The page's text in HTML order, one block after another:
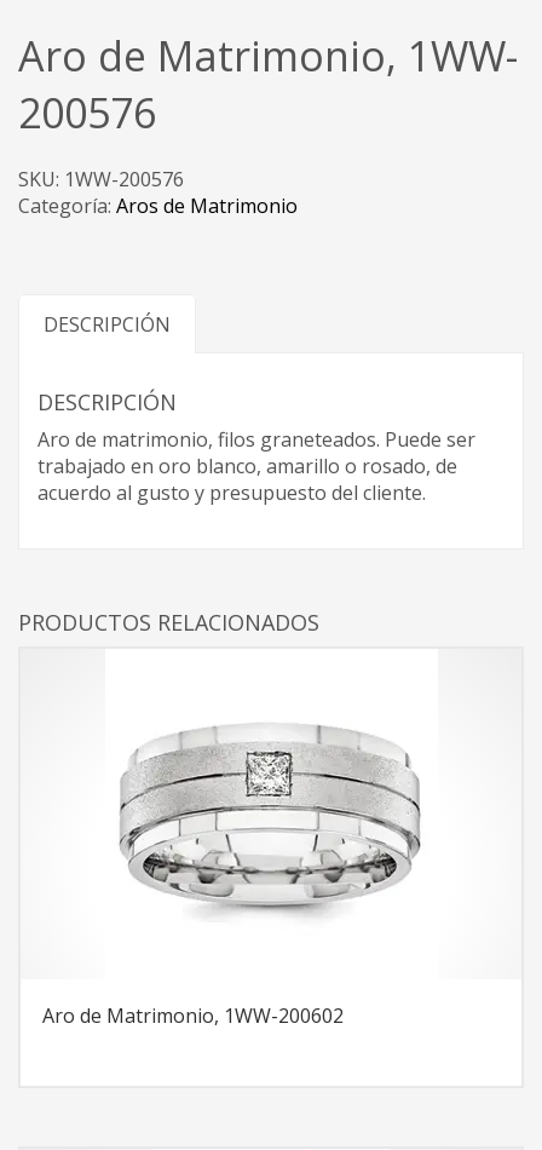
Aro de Matrimonio, 1WW-
200576
SKU: 1WW-200576
Categoría: Aros de Matrimonio
DESCRIPCIÓN
DESCRIPCIÓN
Aro de matrimonio, filos graneteados. Puede ser
trabajado en oro blanco, amarillo o rosado, de
acuerdo al gusto y presupuesto del cliente.
PRODUCTOS RELACIONADOS
Aro de Matrimonio, 1WW-200602